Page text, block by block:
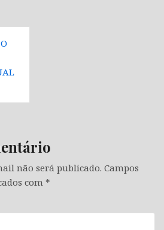
não será publicado. Campos
com *